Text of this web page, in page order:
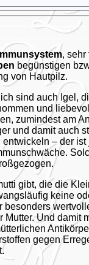
, sehr
begünstigen
von Hautpilz.
sind auch Igel,
und
zumindest am
und damit auch
– der ist
gibt, die die
keine
besonders
Mutter. Und damit
gegen